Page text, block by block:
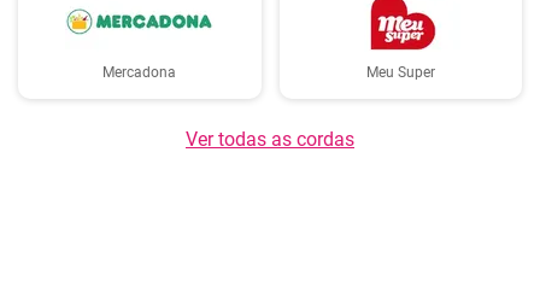
Mercadona Meu Super
Ver todas as cordas